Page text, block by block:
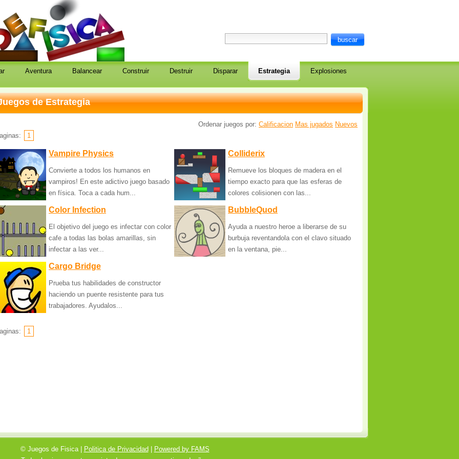
Aventura Balancear Construir Destruir Disparar Estrategia Explosiones
de Estrategia
Ordenar juegos por: Calificacion Mas jugados Nuevos
1
Vampire Physics
Convierte a todos los humanos en
vampiros! En este adictivo juego basado
en física. Toca a cada hum...
Colliderix
Remueve los bloques de madera en el
tiempo exacto para que las esferas de
colores colisionen con las...
Color Infection
El objetivo del juego es infectar con color
cafe a todas las bolas amarillas, sin
infectar a las ver...
BubbleQuod
Ayuda a nuestro heroe a liberarse de su
burbuja reventandola con el clavo situado
en la ventana, pie...
Cargo Bridge
Prueba tus habilidades de constructor
haciendo un puente resistente para tus
trabajadores. Ayudalos...
1
© Juegos de Fisica | Politica de Privacidad
Powered by FAMS